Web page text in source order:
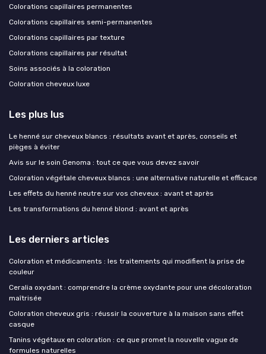
Colorations capillaires permanentes
Colorations capillaires semi-permanentes
Colorations capillaires par texture
Colorations capillaires par résultat
Soins associés à la coloration
Coloration cheveux luxe
Les plus lus
Le henné sur cheveux blancs : résultats avant et après, conseils et
pièges à éviter
Avis sur le soin Genoma : tout ce que vous devez savoir
Coloration végétale cheveux blancs : une alternative naturelle et efficace
Les effets du henné neutre sur vos cheveux : avant et après
Les transformations du henné blond : avant et après
Les derniers articles
Coloration et médicaments : les traitements qui modifient la prise de
couleur
Ceralia oxydant : comprendre la crème oxydante pour une décoloration
maîtrisée
Coloration cheveux gris : réussir la couverture à la maison sans effet
casque
Tanins végétaux en coloration : ce que promet la nouvelle vague de
formules naturelles